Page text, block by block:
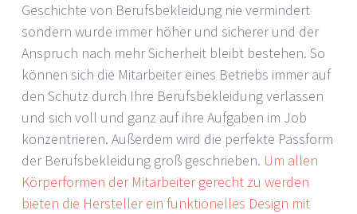
Geschichte von Berufsbekleidung nie vermindert
sondern wurde immer höher und sicherer und der
Anspruch nach mehr Sicherheit bleibt bestehen. So
können sich die Mitarbeiter eines Betriebs immer auf
den Schutz durch Ihre Berufsbekleidung verlassen
und sich voll und ganz auf ihre Aufgaben im Job
konzentrieren. Außerdem wird die perfekte Passform
der Berufsbekleidung groß geschrieben. Um allen
Körperformen der Mitarbeiter gerecht zu werden
bieten die Hersteller ein funktionelles Design mit